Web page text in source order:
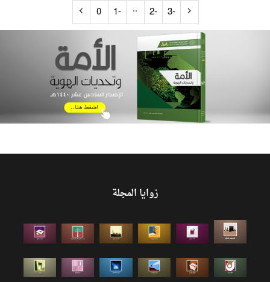
-3
-2
..
-1
0
زوايا المجلة